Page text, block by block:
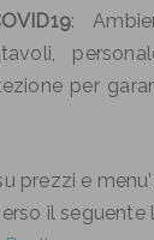
:
per
prezzi e
il seguente